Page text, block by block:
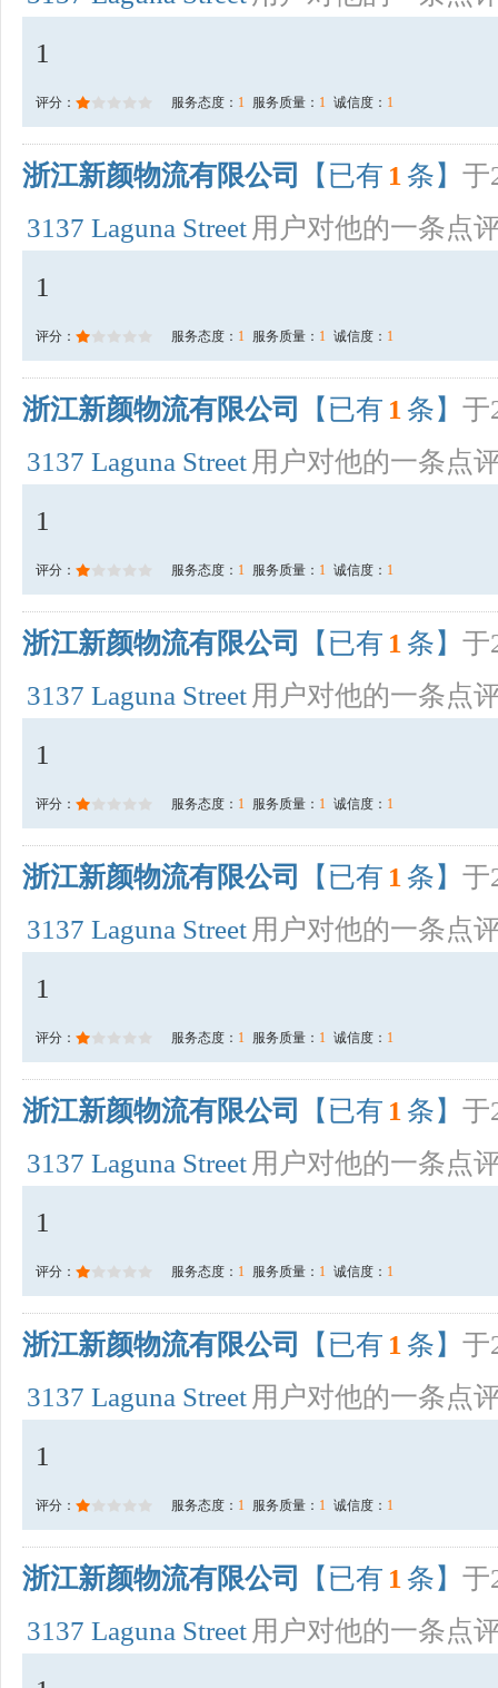
1
评分： 服务态度： 1 服务质量： 1 诚信度： 1
浙江新颜物流有限公司 【已有 1 条】 于
3137 Laguna Street 用户对他的一条点
1
评分： 服务态度： 1 服务质量： 1 诚信度： 1
浙江新颜物流有限公司 【已有 1 条】 于
3137 Laguna Street 用户对他的一条点
1
评分： 服务态度： 1 服务质量： 1 诚信度： 1
浙江新颜物流有限公司 【已有 1 条】 于
3137 Laguna Street 用户对他的一条点
1
评分： 服务态度： 1 服务质量： 1 诚信度： 1
浙江新颜物流有限公司 【已有 1 条】 于
3137 Laguna Street 用户对他的一条点
1
评分： 服务态度： 1 服务质量： 1 诚信度： 1
浙江新颜物流有限公司 【已有 1 条】 于
3137 Laguna Street 用户对他的一条点
1
评分： 服务态度： 1 服务质量： 1 诚信度： 1
浙江新颜物流有限公司 【已有 1 条】 于
3137 Laguna Street 用户对他的一条点
1
评分： 服务态度： 1 服务质量： 1 诚信度： 1
浙江新颜物流有限公司 【已有 1 条】 于
3137 Laguna Street 用户对他的一条点